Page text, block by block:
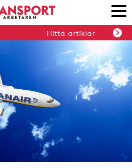
Hitta artiklar